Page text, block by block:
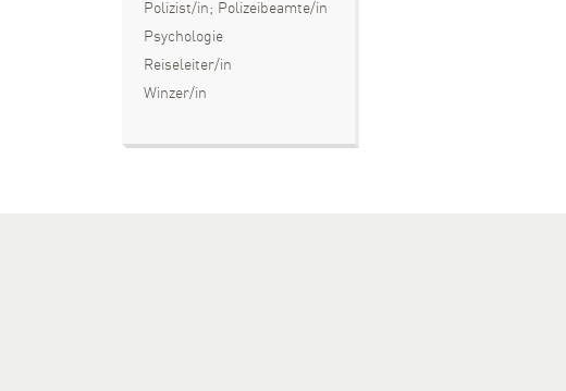
Polizist/in; Polizeibeamte/in
Psychologie
Reiseleiter/in
Winzer/in